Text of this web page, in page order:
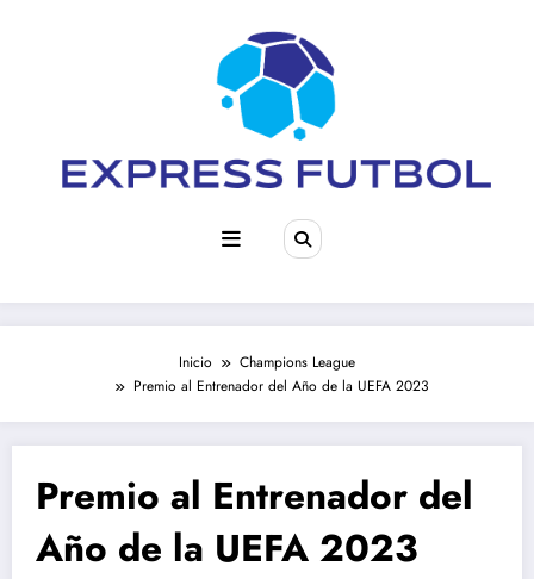
Inicio
Champions League
Premio al Entrenador del Año de la UEFA 2023
Premio al Entrenador del
Año de la UEFA 2023